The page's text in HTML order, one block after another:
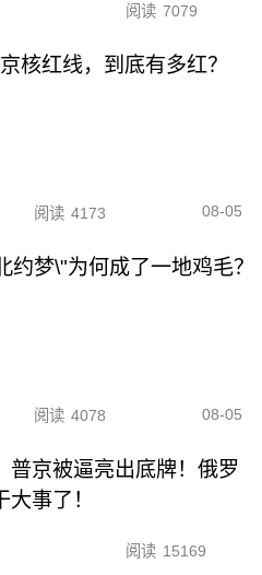
阅读 7079
核红线，到底有多红？
阅读 4173 08-05
梦\"为何成了一地鸡毛？
阅读 4078 08-05
普京被逼亮出底牌！俄罗
大事了！
阅读 15169